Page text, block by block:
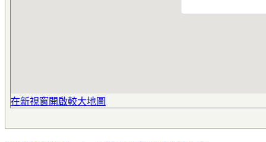
在新視窗開啟較大地圖